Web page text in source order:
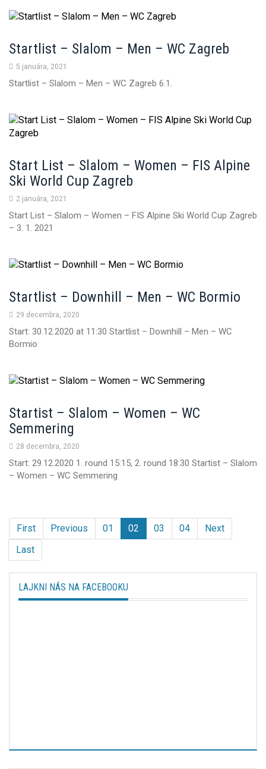
Startlist – Slalom – Men – WC Zagreb
5 januára, 2021
Startlist – Slalom – Men – WC Zagreb 6.1.
Start List – Slalom – Women – FIS Alpine
Ski World Cup Zagreb
2 januára, 2021
Start List – Slalom – Women – FIS Alpine Ski World Cup Zagreb
– 3. 1. 2021
Startlist – Downhill – Men – WC Bormio
29 decembra, 2020
Start: 30.12.2020 at 11:30 Startlist – Downhill – Men – WC
Bormio
Startist – Slalom – Women – WC
Semmering
28 decembra, 2020
Start: 29.12.2020 1. round 15:15, 2. round 18:30 Startist – Slalom
– Women – WC Semmering
First Previous 01 02 03 04
Next
Last
LAJKNI NÁS NA FACEBOOKU